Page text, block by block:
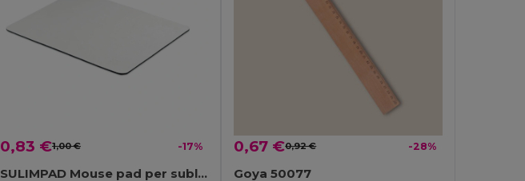
0,83 €1,00 € -17%
SULIMPAD Mouse pad per sublimazione
0,67 €0,92 € -28%
Goya 50077